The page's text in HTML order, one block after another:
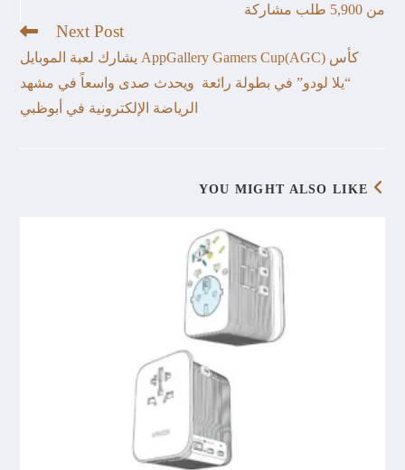
من 5,900 طلب مشاركة
Next Post
كأس AppGallery Gamers Cup(AGC) يشارك لعبة الموبايل
“يلا لودو” في بطولة رائعة ويحدث صدى واسعاً في مشهد
الرياضة الإلكترونية في أبوظبي
YOU MIGHT ALSO LIKE